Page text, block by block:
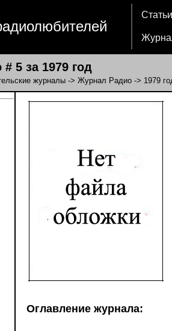
Статьи
5 за 1979 год
журналы -> Журнал Радио -> 1979
Оглавление журнала: